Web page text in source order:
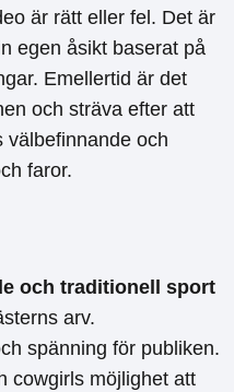
är rätt eller fel. Det är
egen åsikt baserat på
Emellertid är det
och sträva efter att
välbefinnande och
faror.
och traditionell sport
arv.
spänning för publiken.
cowgirls möjlighet att